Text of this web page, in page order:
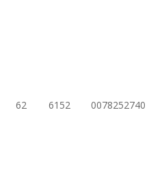
62 6152 0078252740